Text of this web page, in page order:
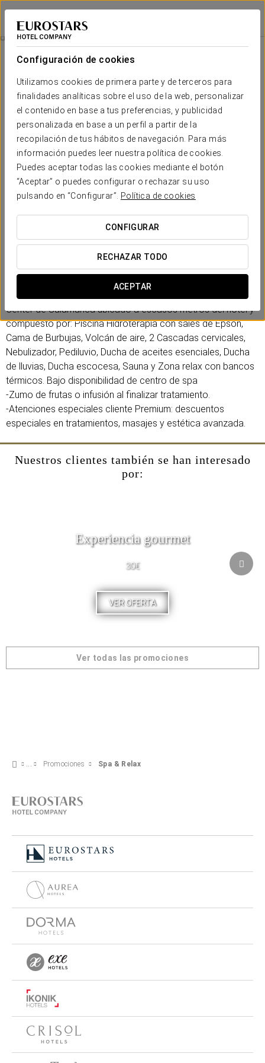
Configuración de cookies
Utilizamos cookies de primera parte y de terceros para
finalidades analíticas sobre el uso de la web, personalizar
el contenido en base a tus preferencias, y publicidad
personalizada en base a un perfil a partir de la
recopilación de tus hábitos de navegación. Para más
información puedes leer nuestra política de cookies.
Puedes aceptar todas las cookies mediante el botón
“Aceptar” o puedes configurar o rechazar su uso
pulsando en “Configurar”.
Política de cookies
CONFIGURAR
RECHAZAR TODO
ACEPTAR
Eurostars Las Claras
SALAMANCA
Spa & Relax
27 €/persona
SPA & RELAX
Relájese de la mano del hotel Eurostars Las Claras y
aproveche nuestra oferta Spa Relax.
Incluye:
-Alojamiento en Habitación Superior, bajo disponibilidad.
-Incluye Circuito Termal de 90 min en el prestigioso Spa
Center de Salamanca ubicado a escasos metros del hotel y
compuesto por: Piscina Hidroterapia con sales de Epson,
Cama de Burbujas, Volcán de aire, 2 Cascadas cervicales,
Nebulizador, Pediluvio, Ducha de aceites esenciales, Ducha
de lluvias, Ducha escocesa, Sauna y Zona relax con bancos
térmicos. Bajo disponibilidad de centro de spa
-Zumo de frutas o infusión al finalizar tratamiento.
-Atenciones especiales cliente Premium: descuentos
especiales en tratamientos, masajes y estética avanzada.
Nuestros clientes también se han interesado
por:
Experiencia gourmet
30€
VER OFERTA
Ver todas las promociones
Promociones Spa & Relax